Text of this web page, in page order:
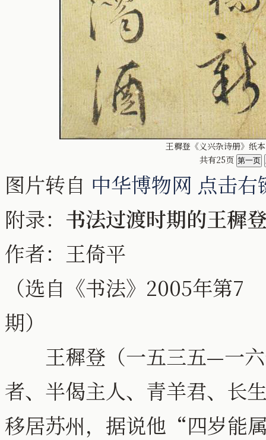
王穉登《义兴杂诗册》纸
共有25页
图片转自 中华博物网 点击
附录： 书法过渡时期的王穉
作者：王倚平
（选自《书法》2005年第7
王穉登（一五三五—一六
者、半偈主人、青羊君、长
移居苏州，据说他“四岁能